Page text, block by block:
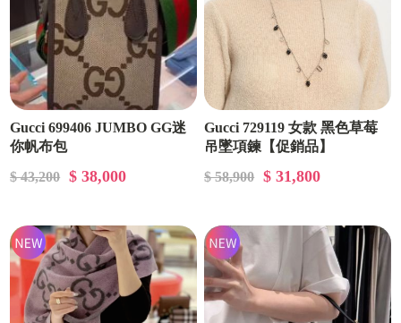
Gucci 699406 JUMBO GG迷
你帆布包
$ 43,200
$ 38,000
Gucci 729119 女款 黑色草莓
吊墜項鍊【促銷品】
$ 58,900
$ 31,800